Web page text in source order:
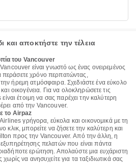
και αποκτήστε την τέλεια
του Vancouver
είναι γνωστό ως ένας ονειρεμένος
χρόνο περπατώντας,
ήρεμη ατμόσφαιρα. Σχεδιάστε ένα εύκολο
οικογένεια. Για να ολοκληρώσετε τις
έτοιμη να σας παρέχει την καλύτερη
από την Vancouver.
το Airpaz
γρήγορα, εύκολα και οικονομικά με τη
κλικ, μπορείτε να ζήσετε την καλύτερη και
προς την Vancouver. Από την άλλη, η
πελατών που είναι πάντα
ερώτηση. Απολαύστε μια ευχάριστη
να ανησυχείτε για τα ταξιδιωτικά σας